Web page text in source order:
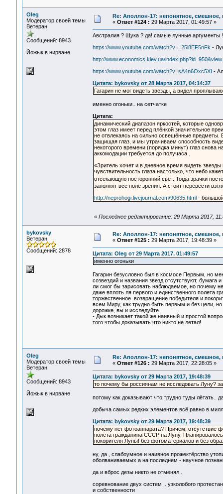
Oleg
Модератор своей темы
Ветеран
Сообщений: 8943
Йожык в нирване
Re: Аполлон-17: непонятное, смешное,
« Ответ #124 : 29 Марта 2017, 01:49:57 »
Австралия ? Щука ? да! самые лунные аргументы !
https://www.youtube.com/watch?v=_25i8EF5nFk -
http://www.economics.kiev.ua/
https://www.youtube.com/watch?v=sA4n6Oxc5XI -
Цитата: bykovsky от 28 Марта 2017, 04:14:37
Гагарин не мог видеть звезды, а видел
именно огоньки.. на сетчатке
Цитата:
динамический диапазон яркостей, которые
этом глаз имеет перед плёнкой значительное
не отвлекаясь на сильно освещённые предметы.
защищая глаз, и мы утрачиваем способность
некоторого времени (порядка минут) глаз снова
аккомодации требуется до получаса .
«Зритель хочет и в дневное время видеть
чувствительность глаза настолько, что небо
отсекающую посторонний свет. Тогда зрачки
заполнят все поле зрения. А стоит перевести
http://neprohogi.livejournal.com/90635.html -
« Последнее редактирование: 29 Марта 2017,
bykovsky
Ветеран
Сообщений: 2878
Re: Аполлон-17: непонятное, смешное,
« Ответ #125 : 29 Марта 2017, 19:48:39 »
Цитата: Oleg от 29 Марта 2017, 01:49:57
именно огоньки
Гагарин безусловно был в космосе Первым, но
созвездий и названия звезд отсутствуют, бумага
ли смог бы зарисовать наблюдаемое, но почему
даже вплоть ля первого и единственного полета
торжественное возвращение победителя и
всем Миру, как трудно быть первым и без цели,
дорожке, вы и исследуйте.
- Дык возникает такой же наивный и простой
того чтобы доказывать что никто не летал!
Oleg
Модератор своей темы
Ветеран
Сообщений: 8943
Йожык в нирване
Re: Аполлон-17: непонятное, смешное,
« Ответ #126 : 29 Марта 2017, 22:28:05 »
Цитата: bykovsky от 29 Марта 2017, 19:48:39
то почему бы россиянам не исследовать Луну?
потому как доказывают что трудно туды лётать..
добыча самых редких элементов всё равно в
Цитата: bykovsky от 29 Марта 2017, 19:48:39
почему нет фотоаппарата? Причем, отсутствие
полета гражданина СССР на Луну.
покорителя Луны! без фотоматериалов и без
ну, да , слабоумное и наивное прожектёрство
оболваниваемых а на последнем - научное
да и вброс дезы никто не отменял..
соревнование двух систем .. узколобого
и собственности